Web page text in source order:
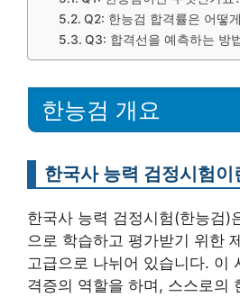
Q2: 한능검 합격률은 어떻
Q3: 합격선을 예측하는 방
한능검 개요
한국사 능력 검정시험이
한국사 능력 검정시험(한능검)
으로 학습하고 평가받기 위한
고급으로 나뉘어 있습니다. 이
격증의 역할을 하며, 스스로의